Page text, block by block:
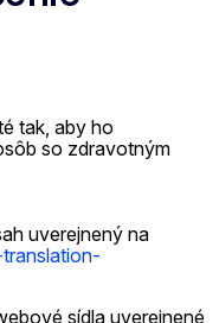
tak, aby ho
so zdravotným
uverejnený na
sídla uverejnené